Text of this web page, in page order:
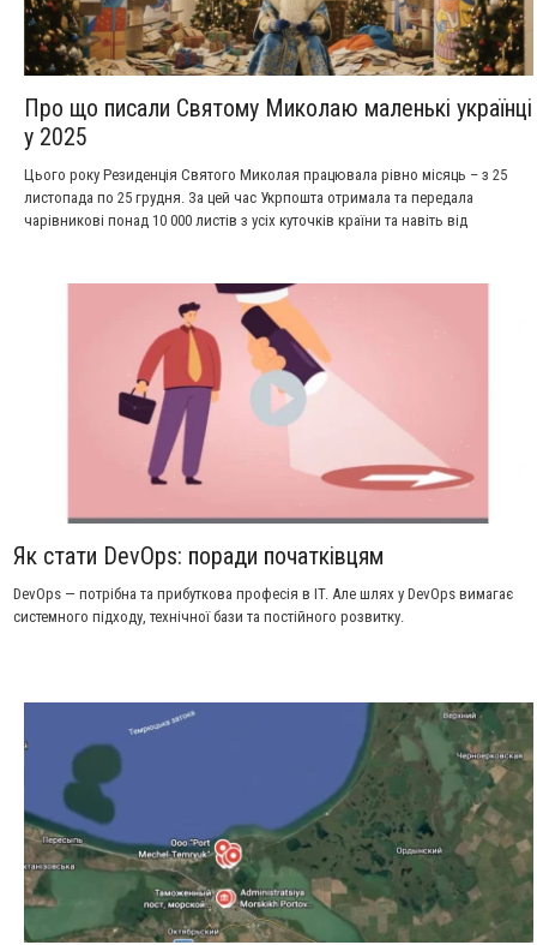
Про що писали Святому Миколаю маленькі українці
у 2025
Цього року Резиденція Святого Миколая працювала рівно місяць – з 25
листопада по 25 грудня. За цей час Укрпошта отримала та передала
чарівникові понад 10 000 листів з усіх куточків країни та навіть від
Як стати DevOps: поради початківцям
DevOps — потрібна та прибуткова професія в IT. Але шлях у DevOps вимагає
системного підходу, технічної бази та постійного розвитку.